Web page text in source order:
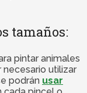
tamaños:
pintar animales
necesario utilizar
podrán usar